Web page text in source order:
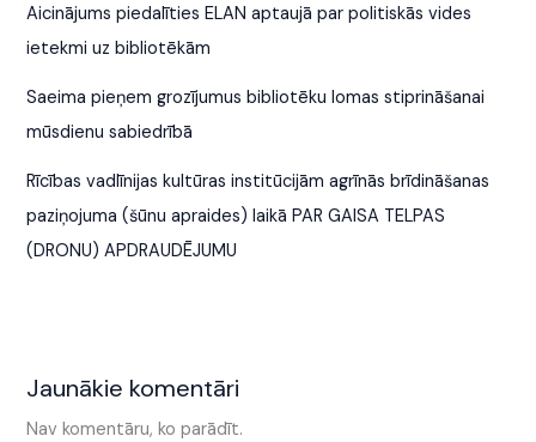
Aicinājums piedalīties ELAN aptaujā par politiskās vides
ietekmi uz bibliotēkām
Saeima pieņem grozījumus bibliotēku lomas stiprināšanai
mūsdienu sabiedrībā
Rīcības vadlīnijas kultūras institūcijām agrīnās brīdināšanas
paziņojuma (šūnu apraides) laikā PAR GAISA TELPAS
(DRONU) APDRAUDĒJUMU
Jaunākie komentāri
Nav komentāru, ko parādīt.